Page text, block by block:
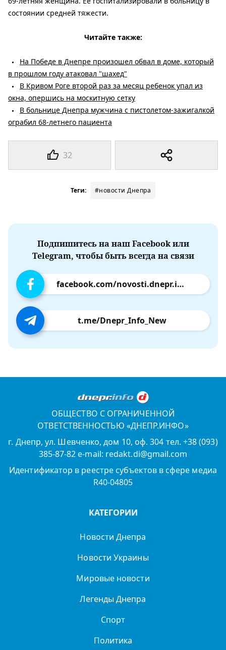
32
состоянии средней тяжести.
Читайте также:
На Победе в Днепре произошел обвал в доме, который
в прошлом году атаковал "шахед"
В Кривом Роге второй раз за месяц ребенок упал из
окна, опершись на москитную сетку
В больнице Днепра мужчина с пистолетом-зажигалкой
ограбил 68-летнего пациента
Теги: #новости Днепра
Подпишитесь на наш Facebook или
Telegram, чтобы быть всегда на связи
facebook.com/novosti.dnepr.info
t.me/Dnepr_Info_New
ОБЩЕСТВО С ОГРАНИЧЕННОЙ
ОТВЕТСТВЕННОСТЬЮ «ДНЕПР.ИНФО»
г. Днепр, ул. Шевченко, дом 10, оф. 304 тел. +38 (093)
385-87-82 e-mail: redakt.di@gmail.com
Идентификатор в реестре субъектов в сфере медиа
R40-04805
КАТЕГОРИИ
Новости Днепра
Новости Украины
Мировые новости
Легенды Днепра
Спорт
Политика